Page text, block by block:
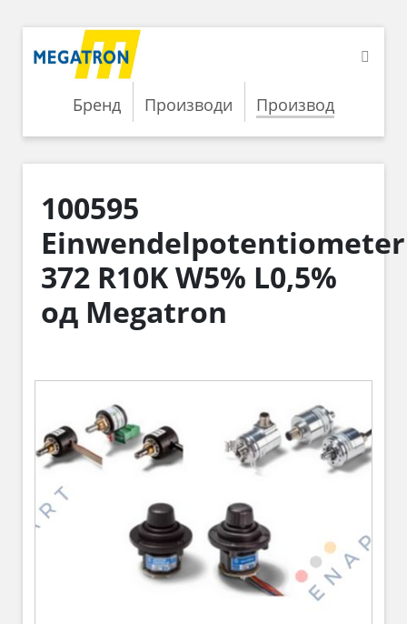
Бренд Производи Производ
100595
Einwendelpotentiometer
372 R10K W5% L0,5%
од Megatron